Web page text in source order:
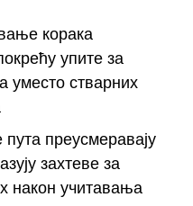
корака
упите за
уместо стварних
преусмеравају
захтеве за
након учитавања